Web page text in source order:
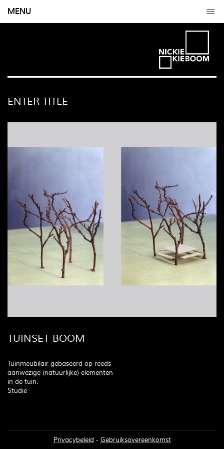
MENU
ENTER TITLE
TUINSET-BOOM
Tuinmeubilair gebaseerd op reeds
aanwezige (natuurlijke) elementen
in de tuin.
Studie
Privacybeleid - Gebruiksovereenkomst